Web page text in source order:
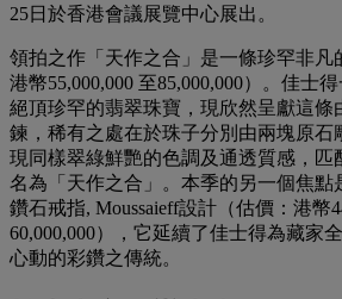
25日於香港會議展覽中心展出。
領拍之作「天作之合」是一條珍罕非凡
港幣55,000,000 至85,000,000）。佳士
絕頂珍罕的翡翠珠寶，現欣然呈獻這條
鍊，稀有之處在於珠子分別由兩塊原石
現同樣翠綠鮮艷的色調及通透質感，匹
名為「天作之合」。本季的另一個焦點
鑽石戒指, Moussaieff設計（估價：港幣
60,000,000），它延續了佳士得為藏家
心動的彩鑽之傳統。